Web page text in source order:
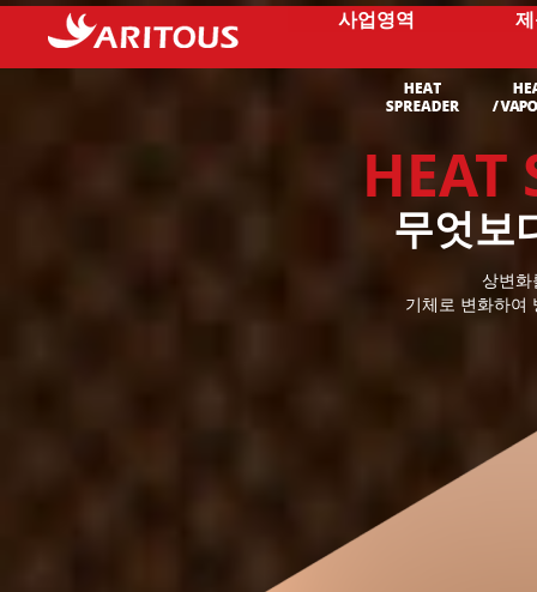
사업영역
HEAT
무엇보
상변화
기체로 변화하여